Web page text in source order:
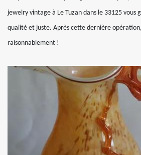
jewelry vintage à Le Tuzan dans le 33125
qualité et juste. Après cette dernière
raisonnablement !